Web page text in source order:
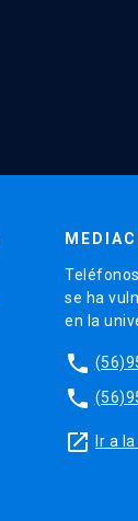
se ha
en la
phone
phone
launch Ir a